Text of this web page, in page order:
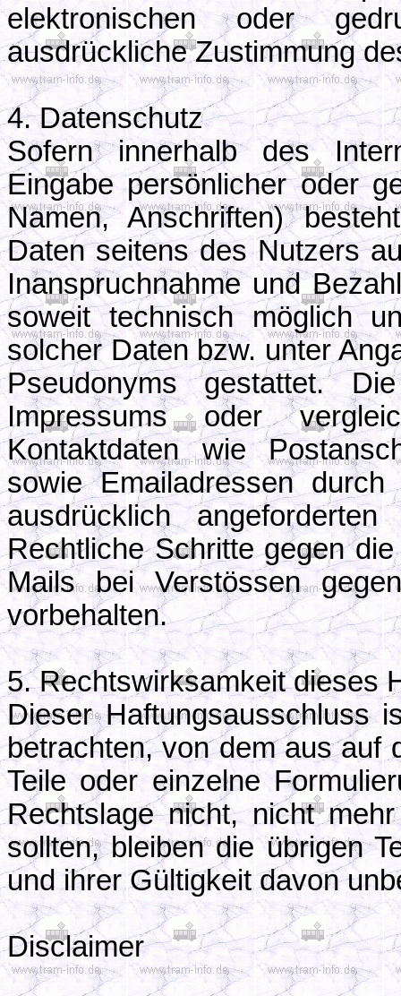
elektronischen oder
ausdrückliche Zustimmung
4. Datenschutz
Sofern innerhalb des
Eingabe persönlicher oder
Namen, Anschriften)
Daten seitens des Nutzers
Inanspruchnahme und
soweit technisch möglich
solcher Daten bzw. unter
Pseudonyms gestattet.
Impressums oder
Kontaktdaten wie
sowie Emailadressen
ausdrücklich
Rechtliche Schritte gegen
Mails bei Verstössen
vorbehalten.
5. Rechtswirksamkeit dieses
Dieser Haftungsausschluss
betrachten, von dem aus auf
Teile oder einzelne
Rechtslage nicht, nicht
sollten, bleiben die übrigen
und ihrer Gültigkeit davon
Disclaimer